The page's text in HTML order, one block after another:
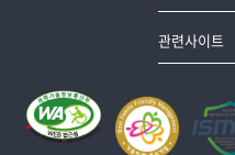
관련사이트